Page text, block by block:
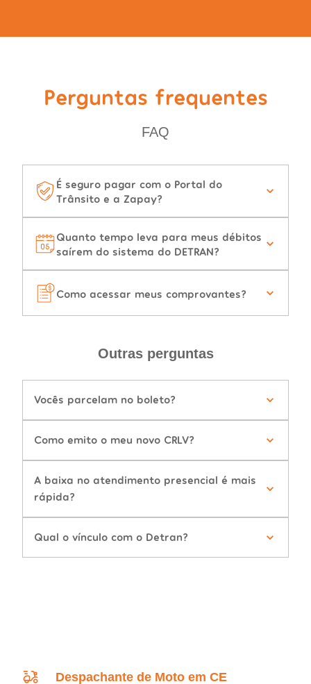
Perguntas frequentes
FAQ
É seguro pagar com o Portal do
Trânsito e a Zapay?
Quanto tempo leva para meus débitos
saírem do sistema do DETRAN?
Como acessar meus comprovantes?
Outras perguntas
Vocês parcelam no boleto?
Como emito o meu novo CRLV?
A baixa no atendimento presencial é mais
rápida?
Qual o vínculo com o Detran?
Despachante de Moto em CE